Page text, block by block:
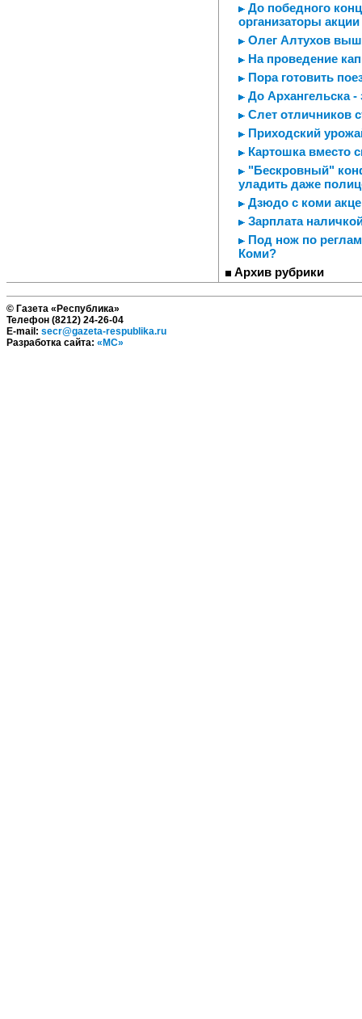
До победного
организаторы
Олег Алтухов
На проведение
Пора готовить
До Архангельска -
Слет отличников
Приходский
Картошка вместо
"Бескровный"
уладить даже
Дзюдо с коми
Зарплата
Под нож по
Коми?
Архив рубрики
© Газета «Республика»
Телефон (8212) 24-26-04
E-mail: secr@gazeta-respublika.ru
Разработка сайта: «МС»